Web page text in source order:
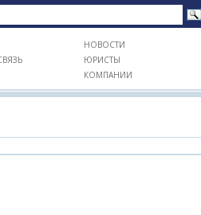
НОВОСТИ
ЮРИСТЫ
КОМПАНИИ